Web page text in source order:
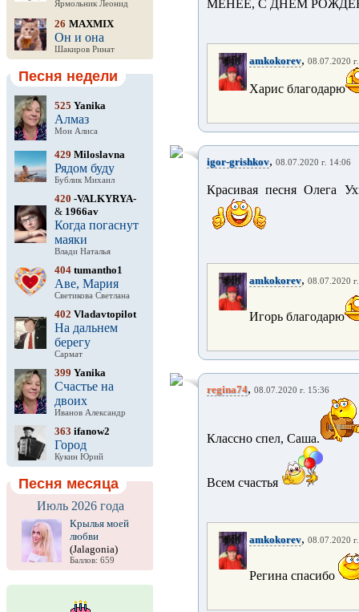
Ярмольник Леонид
26 MAXMIX
Он и она
Шакиров Ринат
Песня недели
525 Yanika
Алмаз
Мон Алиса
429 Miloslavna
Рядом буду
Бублик Михаил
420 -VALKYRYA-
& 1966av
Когда погаснут
маяки
Влади Наталья
404 tumantho1
Аве, Мария
Светикова Светлана
402 Vladavtopilot
На дальнем
берегу
Сармат
399 Yanika
Счастье на
двоих
Иванов Александр
363 ifanow2
Город
Кукин Юрий
Песня месяца
Июль 2026 года
Крылья моей
любви
(Jalagonia)
Баллов: 659
МЕНЕЕ, С ДНЁМ
amkokorev, 08.07.2020
Харис благодарю
igor-grishkov, 08.07.2020 г. 14:06
Красивая песня Олега
amkokorev, 08.07.2020
Игорь благодарю
regina74, 08.07.2020 г. 15:36
Классно спел, Саша.
Всем счастья
amkokorev, 08.07.2020
Регина спасибо